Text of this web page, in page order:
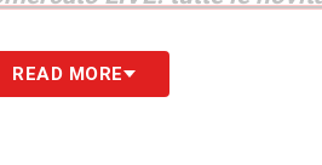
READ MORE